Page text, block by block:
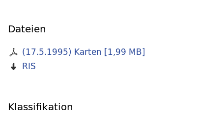
Dateien
(17.5.1995) Karten [1,99 MB]
RIS
Klassifikation